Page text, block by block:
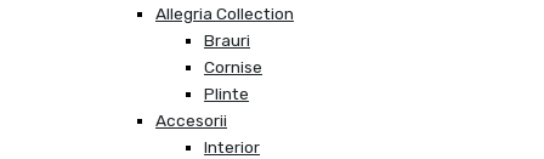
Allegria Collection
Brauri
Cornise
Plinte
Accesorii
Interior